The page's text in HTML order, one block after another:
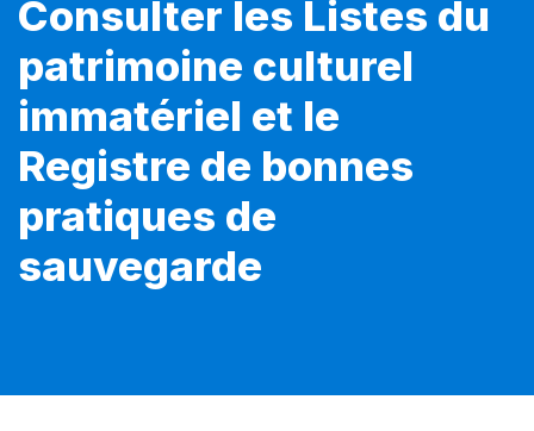
Consulter les Listes du
patrimoine culturel
immatériel et le
Registre de bonnes
pratiques de
sauvegarde